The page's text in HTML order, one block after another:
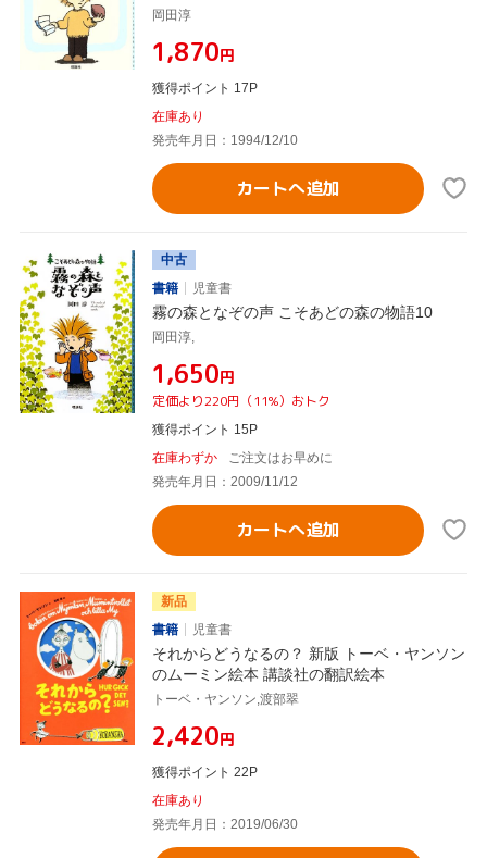
岡田淳
¥1,870円
獲得ポイント 17P
在庫あり
発売年月日：1994/12/10
カートへ追加
中古
書籍
児童書
霧の森となぞの声 こそあどの森の物語10
岡田淳,
¥1,650円
定価より220円（11%）おトク
獲得ポイント 15P
在庫わずか
ご注文はお早めに
発売年月日：2009/11/12
カートへ追加
新品
書籍
児童書
それからどうなるの？ 新版 トーベ・ヤンソン
のムーミン絵本 講談社の翻訳絵本
トーベ・ヤンソン,渡部翠
¥2,420円
獲得ポイント 22P
在庫あり
発売年月日：2019/06/30